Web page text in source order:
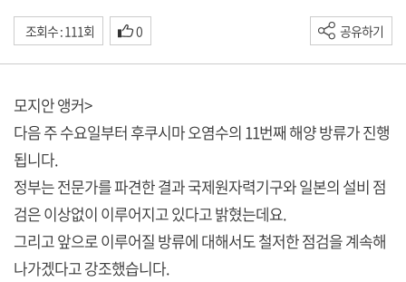
조회수 : 111회 0 공유하기
모지안 앵커>
다음 주 수요일부터 후쿠시마 오염수의 11번째 해양 방류가 진행
됩니다.
정부는 전문가를 파견한 결과 국제원자력기구와 일본의 설비 점
검은 이상없이 이루어지고 있다고 밝혔는데요.
그리고 앞으로 이루어질 방류에 대해서도 철저한 점검을 계속해
나가겠다고 강조했습니다.